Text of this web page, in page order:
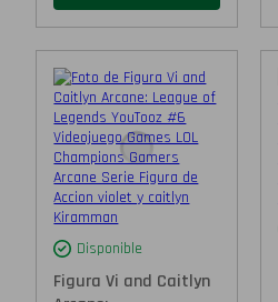
Disponible
Figura Vi and Caitlyn